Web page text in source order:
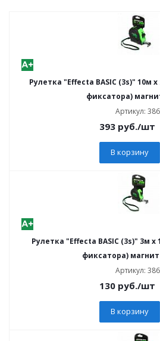
Рулетка "Effecta BASIC (3s)" 10м
фиксатора)
Артикул:
393 руб./шт
В корзину
Рулетка "Effecta BASIC (3s)" 3м
фиксатора) магнит
Артикул:
130 руб./шт
В корзину